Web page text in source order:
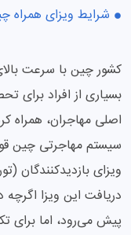
شرایط ویزای همراه
کشور چین با سرعت
بسیاری از افراد برای
اصلی مهاجران، همراه
سیستم مهاجرتی چین
ویزای بازدیدکنندگان
دریافت این ویزا اگرچه
پیش می‌رود، اما برای